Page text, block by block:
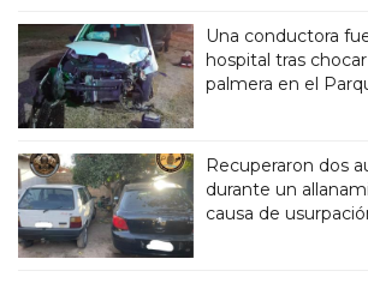
Una conductora
hospital tras
palmera en el
Recuperaron dos
durante un
causa de